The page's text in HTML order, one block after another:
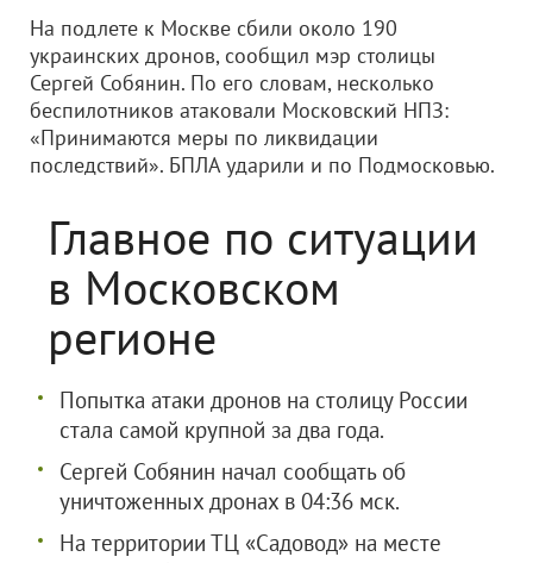
На подлете к Москве сбили около 190
украинских дронов, сообщил мэр столицы
Сергей Собянин. По его словам, несколько
беспилотников атаковали Московский НПЗ:
«Принимаются меры по ликвидации
последствий». БПЛА ударили и по Подмосковью.
Главное по ситуации
в Московском
регионе
Попытка атаки дронов на столицу России
стала самой крупной за два года.
Сергей Собянин начал сообщать об
уничтоженных дронах в 04:36 мск.
На территории ТЦ «Садовод» на месте